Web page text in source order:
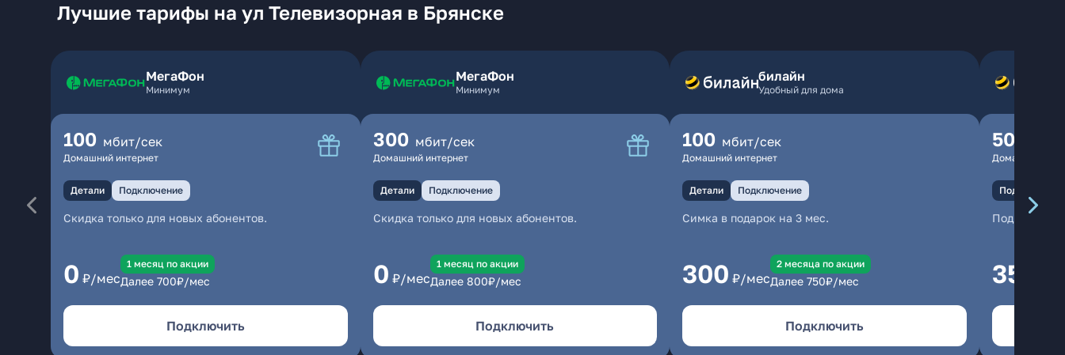
Лучшие тарифы на ул Телевизорная в Брянске
МегаФон
Минимум
100 мбит/сек
Домашний интернет
Детали Подключение
Скидка только для новых абонентов.
0 ₽/мес
1 месяц по акции
Далее 700₽/мес
Подключить
МегаФон
Минимум
300 мбит/сек
Домашний интернет
Детали Подключение
Скидка только для новых абонентов.
0 ₽/мес
1 месяц по акции
Далее 800₽/мес
Подключить
билайн
Удобный для дома
100 мбит/сек
Домашний интернет
Детали Подключение
Симка в подарок на 3 мес.
300 ₽/мес
2 месяцa по акции
Далее 750₽/мес
Подключить
500
Домашний
Подключение
350